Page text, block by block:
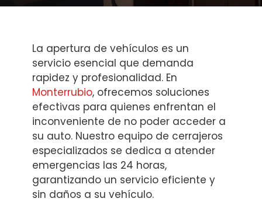
La apertura de vehículos es un
servicio esencial que demanda
rapidez y profesionalidad. En
Monterrubio, ofrecemos soluciones
efectivas para quienes enfrentan el
inconveniente de no poder acceder a
su auto. Nuestro equipo de cerrajeros
especializados se dedica a atender
emergencias las 24 horas,
garantizando un servicio eficiente y
sin daños a su vehículo.